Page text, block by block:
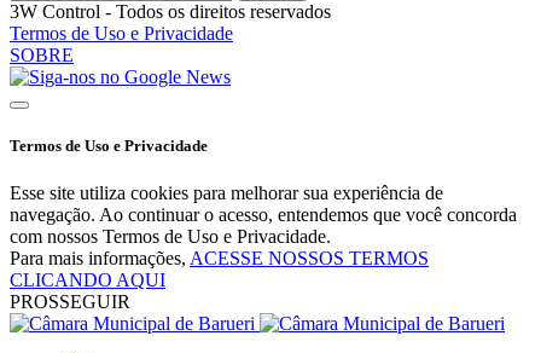
3W Control - Todos os direitos reservados
Termos de Uso e Privacidade
SOBRE
Termos de Uso e Privacidade
Esse site utiliza cookies para melhorar sua experiência de
navegação. Ao continuar o acesso, entendemos que você concorda
com nossos Termos de Uso e Privacidade.
Para mais informações, ACESSE NOSSOS TERMOS
CLICANDO AQUI
PROSSEGUIR